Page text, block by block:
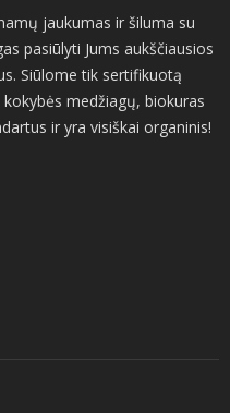
jaukumas ir šiluma su
pasiūlyti Jums aukščiausios
Siūlome tik sertifikuotą
medžiagų, biokuras
ir yra visiškai organinis!